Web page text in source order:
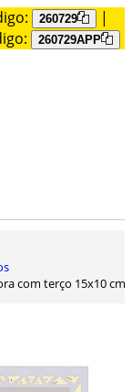
260729
|
260729APP
com terço 15x10 cm